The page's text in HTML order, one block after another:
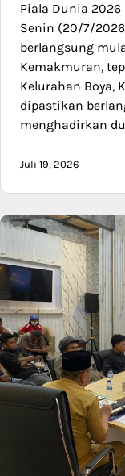
Piala Dunia
Senin (20/7/
berlangsung
Kemakmuran,
Kelurahan Boya,
dipastikan
menghadirkan
Juli 19, 2026